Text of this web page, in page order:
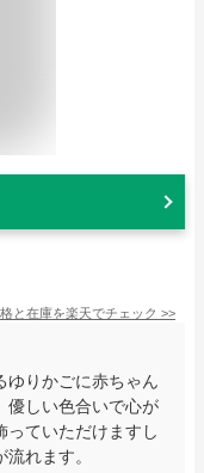
と在庫を楽天でチェック >>
ゆりかごに赤ちゃん
優しい色合いで心が
っていただけますし
れます。